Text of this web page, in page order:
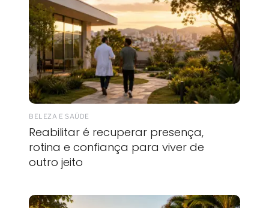
BELEZA E SAÚDE
Reabilitar é recuperar presença,
rotina e confiança para viver de
outro jeito